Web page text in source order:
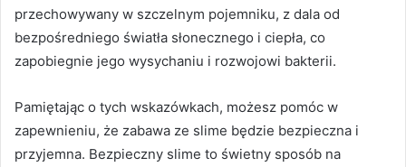
przechowywany w szczelnym pojemniku, z dala od
bezpośredniego światła słonecznego i ciepła, co
zapobiegnie jego wysychaniu i rozwojowi bakterii.
Pamiętając o tych wskazówkach, możesz pomóc w
zapewnieniu, że zabawa ze slime będzie bezpieczna i
przyjemna. Bezpieczny slime to świetny sposób na